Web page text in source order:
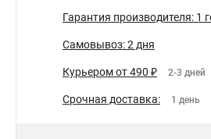
Гарантия производителя: 1
Самовывоз: 2 дня
Курьером от 490 ₽ 2-3 дней
Срочная доставка: 1 день